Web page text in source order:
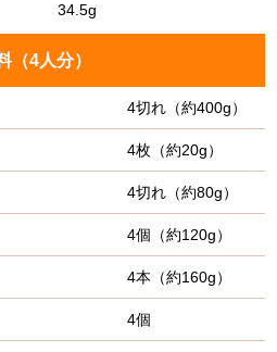
34.5g
（4人分）
4切れ（約400g）
4枚（約20g）
4切れ（約80g）
4個（約120g）
4本（約160g）
4個